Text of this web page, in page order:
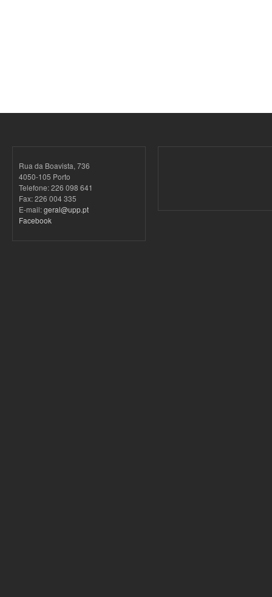
Rua da Boavista, 736
4050-105 Porto
Telefone: 226 098 641
Fax: 226 004 335
E-mail:geral@upp.pt
Facebook